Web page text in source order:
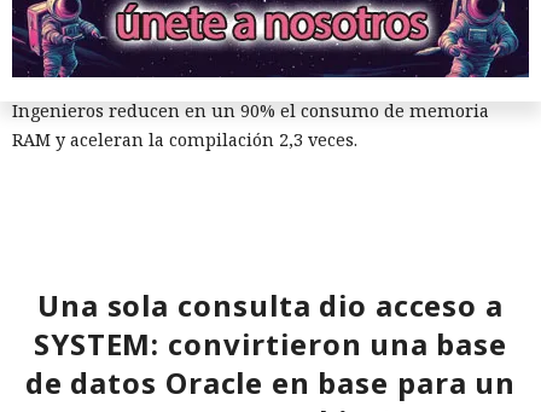
12:01 / 07.08.2026
Ingenieros reducen en un 90% el consumo de memoria
RAM y aceleran la compilación 2,3 veces.
Una sola consulta dio acceso a
SYSTEM: convirtieron una base
de datos Oracle en base para un